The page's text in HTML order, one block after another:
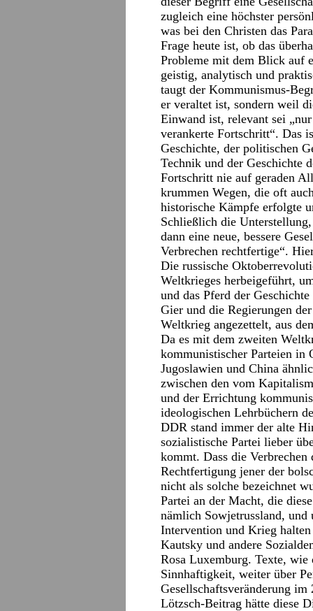
zugleich eine höchster
was bei den Christen das
Frage heute ist, ob das
Probleme mit dem Blick auf
geistig, analytisch und
taugt der Kommunismus-
er veraltet ist, sondern weil
Einwand ist, relevant sei
verankerte Fortschritt“. Das
Geschichte, der politischen
Technik und der Geschichte
Fortschritt nie auf geraden
krummen Wegen, die oft
historische Kämpfe erfolgte
Schließlich die
dann eine neue, bessere
Verbrechen rechtfertige“.
Die russische
Weltkrieges herbeigeführt,
und das Pferd der
Gier und die Regierungen
Weltkrieg angezettelt, aus
Da es mit dem zweiten
kommunistischer Parteien in
Jugoslawien und China
zwischen den vom
und der Errichtung
ideologischen Lehrbüchern
DDR stand immer der alte
sozialistische Partei lieber
kommt. Dass die Verbrechen
Rechtfertigung jener der
nicht als solche bezeichnet
Partei an der Macht, die
nämlich Sowjetrussland,
Intervention und Krieg
Kautsky und andere
Rosa Luxemburg. Texte,
Sinnhaftigkeit, weiter über
Gesellschaftsveränderung
Lötzsch-Beitrag hätte diese